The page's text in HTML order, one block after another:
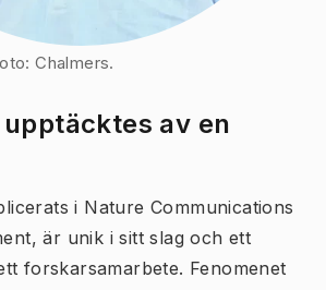
Chalmers.
av en
i Nature Communications
är unik i sitt slag och ett
forskarsamarbete. Fenomenet